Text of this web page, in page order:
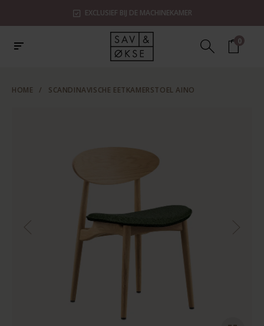
EXCLUSIEF BIJ DE MACHINEKAMER
0
HOME / SCANDINAVISCHE EETKAMERSTOEL AINO